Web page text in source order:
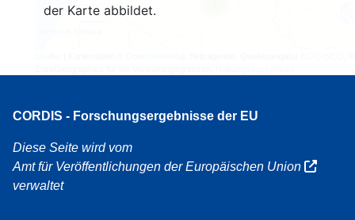
der Karte abbildet.
CORDIS - Forschungsergebnisse der EU
Diese Seite wird vom
Amt für Veröffentlichungen der Europäischen Union
verwaltet